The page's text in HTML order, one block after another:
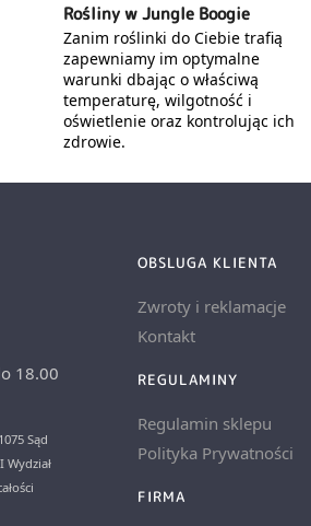
Rośliny w Jungle Boogie
Zanim roślinki do Ciebie trafią
zapewniamy im optymalne
warunki dbając o właściwą
temperaturę, wilgotność i
oświetlenie oraz kontrolując ich
zdrowie.
18.00
Sąd
Wydział
OBSLUGA KLIENTA
Zwroty i reklamacje
Kontakt
REGULAMINY
Regulamin sklepu
Polityka Prywatności
FIRMA